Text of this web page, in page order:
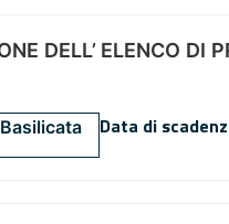
DELL’ ELENCO DI
Data di